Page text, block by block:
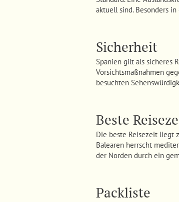
aktuell sind. Besonders
Sicherheit
Spanien gilt als sicheres
Vorsichtsmaßnahmen
besuchten
Beste
Die beste Reisezeit liegt
Balearen herrscht
der Norden durch ein
Packliste